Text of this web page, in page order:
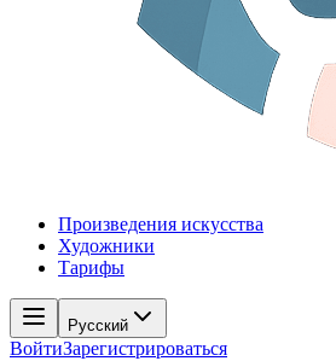
Произведения искусства
Художники
Тарифы
Русский
ВойтиЗарегистрироваться